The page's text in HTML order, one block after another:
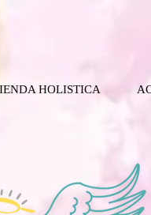
HOLISTICA